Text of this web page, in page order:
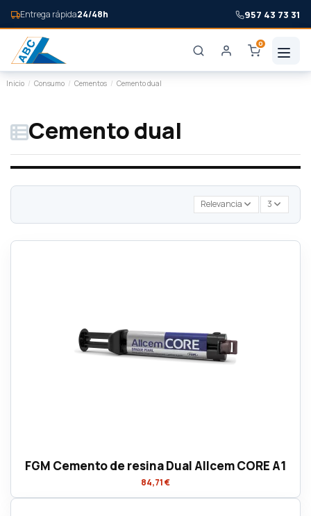
Entrega rápida24/48h 957 43 73 31
0
Inicio Consumo Cementos Cemento dual
Cemento dual
Relevancia 3
FGM Cemento de resina Dual Allcem CORE A1
84,71 €